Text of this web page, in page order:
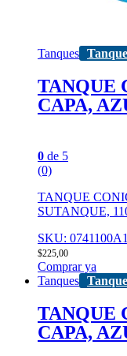
Tanques
TANQUE
CAPA,
0 de 5
(0)
TANQUE
SUTANQUE,
SKU: 0741100A1
$225,00
Comprar ya
Tanques
TANQUE
CAPA,